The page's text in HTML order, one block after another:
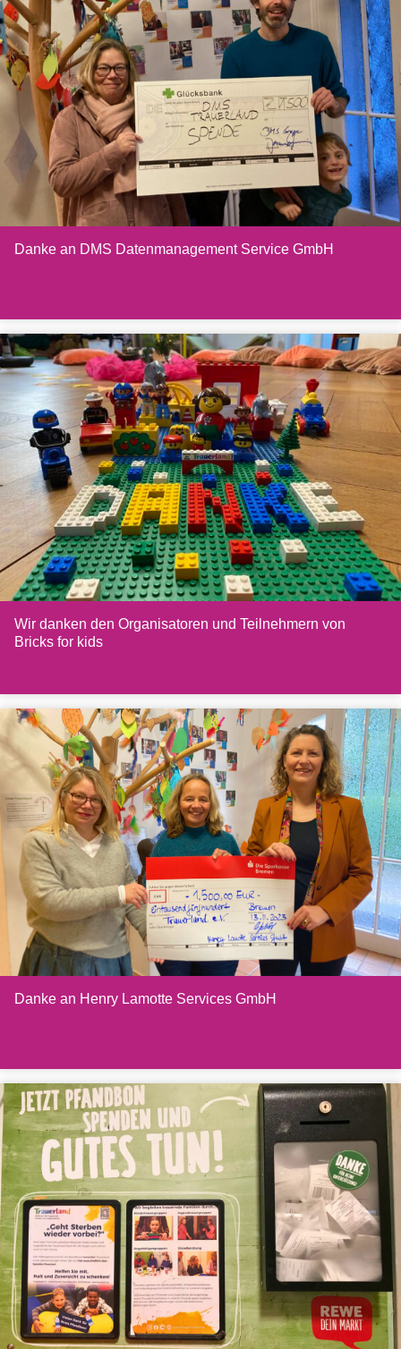
Danke an DMS Datenmanagement Service GmbH
Wir danken den Organisatoren und Teilnehmern von
Bricks for kids
Danke an Henry Lamotte Services GmbH